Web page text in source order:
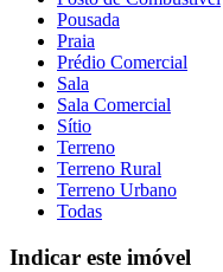
Pousada
Praia
Prédio Comercial
Sala
Sala Comercial
Sítio
Terreno
Terreno Rural
Terreno Urbano
Todas
Indicar este imóvel